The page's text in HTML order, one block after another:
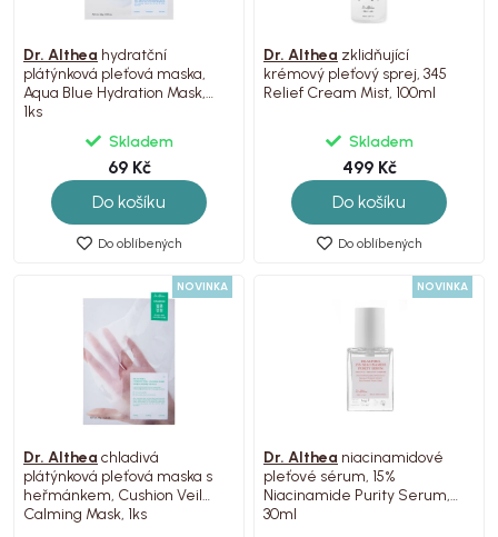
Dr. Althea hydratční
plátýnková pleťová maska,
Aqua Blue Hydration Mask,
1ks
Skladem
69 Kč
Do košíku
Do oblíbených
Dr. Althea zklidňující
krémový pleťový sprej, 345
Relief Cream Mist, 100ml
Skladem
499 Kč
Do košíku
Do oblíbených
NOVINKA
Dr. Althea chladivá
plátýnková pleťová maska s
heřmánkem, Cushion Veil
Calming Mask, 1ks
NOVINKA
Dr. Althea niacinamidové
pleťové sérum, 15%
Niacinamide Purity Serum,
30ml